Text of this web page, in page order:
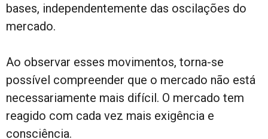
bases, independentemente das oscilações do
mercado.
Ao observar esses movimentos, torna-se
possível compreender que o mercado não está
necessariamente mais difícil. O mercado tem
reagido com cada vez mais exigência e
consciência.